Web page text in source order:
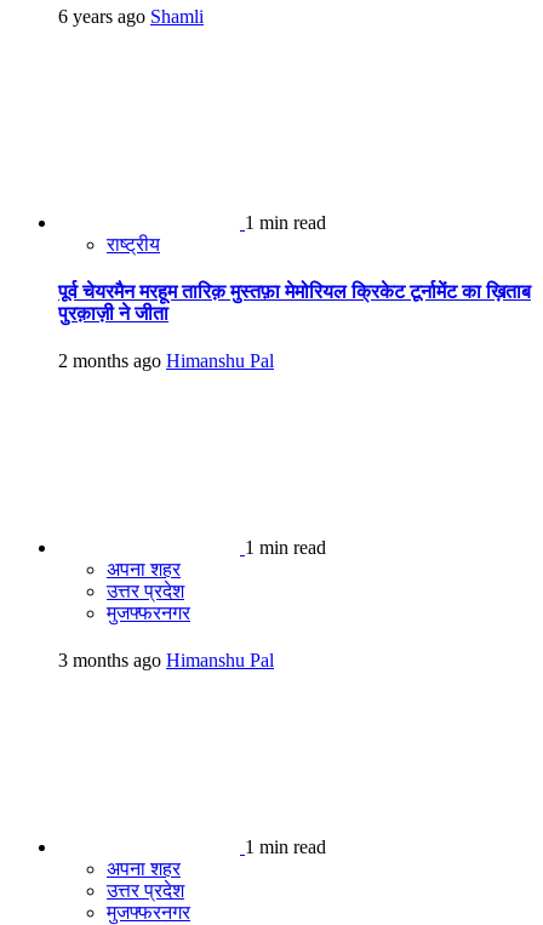
6 years ago Shamli
1 min read
राष्ट्रीय
पूर्व चेयरमैन मरहूम तारिक़ मुस्तफ़ा मेमोरियल क्रिकेट टूर्नामेंट का ख़िताब
पुरक़ाज़ी ने जीता
2 months ago Himanshu Pal
1 min read
अपना शहर
उत्तर प्रदेश
मुजफ्फरनगर
3 months ago Himanshu Pal
1 min read
अपना शहर
उत्तर प्रदेश
मुजफ्फरनगर